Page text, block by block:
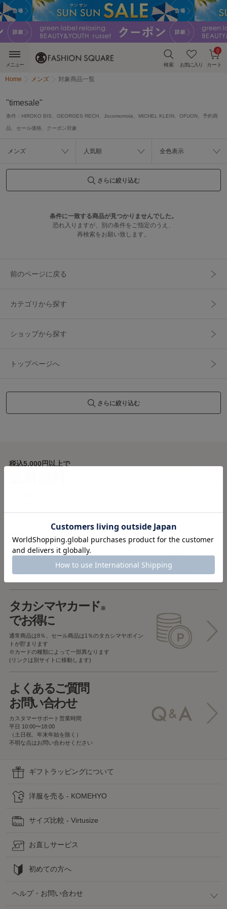
検索 お気に入り カート
0
メニュー
Home メンズ 対象商品一覧
"timesale"
条件： HIROKO BIS、GEORGES RECH、Jocomomola、MICHEL KLEIN、OFUON、予約商
品、セール価格、クーポン対象
メンズ 人気順 全色表示
さらに絞り込む
条件に一致する商品が見つかりませんでした。
恐れ入りますが、別の条件をご指定のうえ、
再検索をお願い致します。
前のページに戻る
カテゴリから探す
ショップから探す
トップページへ
さらに絞り込む
税込5,000円以上で
返品OK
一部商品を除き、
お届け後7日以内の場合
返品することが可能です
タカシマヤカード※
でお得に
通常商品は8％、セール商品は1％のタカシマヤポイン
トが貯まります
※カードの種類によって一部異なります
(リンクは別サイトに移動します)
よくあるご質問
お問い合わせ
カスタマーサポート営業時間
平日 10:00〜18:00
（土日祝、年末年始を除く）
不明な点はお問い合わせください
ギフトラッピングについて
洋服を売る - KOMEHYO
サイズ比較 - Virtusize
お直しサービス
初めての方へ
ヘルプ・お問い合わせ